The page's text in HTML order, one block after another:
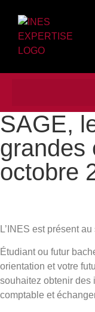
SAGE,
grandes
octobre
L’INES est présent
Étudiant ou futur
orientation et votre
souhaitez obtenir des
comptable et